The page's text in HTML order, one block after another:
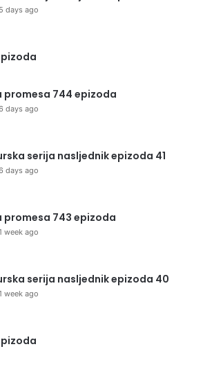
5 days ago
promesa 744 epizoda
days ago
serija nasljednik epizoda 41
days ago
promesa 743 epizoda
week ago
serija nasljednik epizoda 40
week ago